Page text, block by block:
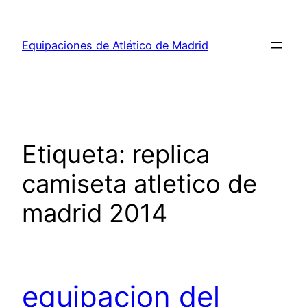
contenido
Equipaciones de Atlético de Madrid
Etiqueta: replica
camiseta atletico de
madrid 2014
equipacion del